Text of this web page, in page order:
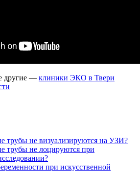
другие — клиники ЭКО в Твери
трубы не визуализируются на УЗИ?
трубы не лоцируются при
при искусственной